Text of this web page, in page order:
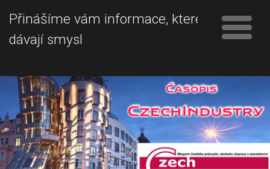
Přinášíme vám informace, které
dávají smysl